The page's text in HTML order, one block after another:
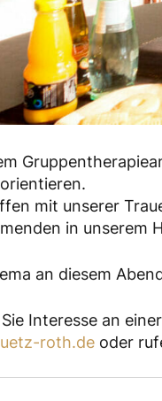
mit unserer
in unserem
an diesem
Interesse an
roth.de oder